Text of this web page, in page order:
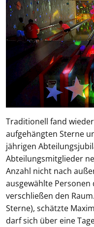
Traditionell fand
aufgehängten Sterne
jährigen
Abteilungsmitglieder
Anzahl nicht nach
ausgewählte
verschließen den
Sterne), schätzte
darf sich über eine